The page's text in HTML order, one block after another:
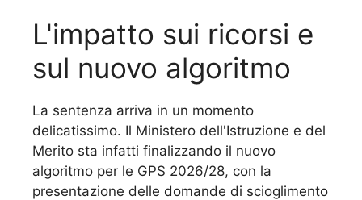
L'impatto sui ricorsi e
sul nuovo algoritmo
La sentenza arriva in un momento
delicatissimo. Il Ministero dell'Istruzione e del
Merito sta infatti finalizzando il nuovo
algoritmo per le GPS 2026/28, con la
presentazione delle domande di scioglimento